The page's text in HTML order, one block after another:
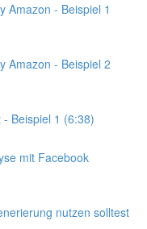
Amazon - Beispiel 1
Amazon - Beispiel 2
Beispiel 1 (6:38)
mit Facebook
nutzen solltest